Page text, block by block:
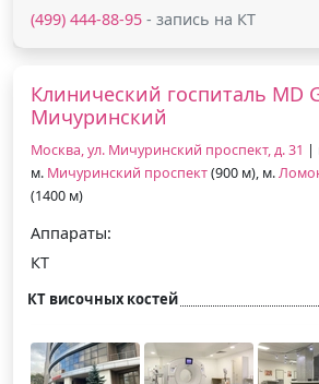
(499) 444-88-95 - запись на КТ
Клинический госпиталь MD
Мичуринский
Москва, ул. Мичуринский проспект, д. 31 |
м. Мичуринский проспект(900 м), м.
(1400 м)
Аппараты:
КТ
КТ височных костей